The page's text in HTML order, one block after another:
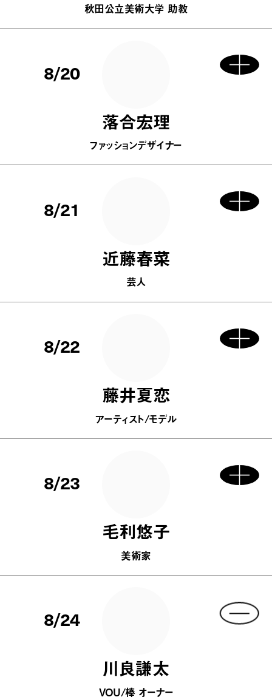
秋田公立美術大学 助教
8/20
落合宏理
ファッションデザイナー
8/21
近藤春菜
芸人
8/22
藤井夏恋
アーティスト/モデル
8/23
毛利悠子
美術家
8/24
川良謙太
VOU/棒 オーナー